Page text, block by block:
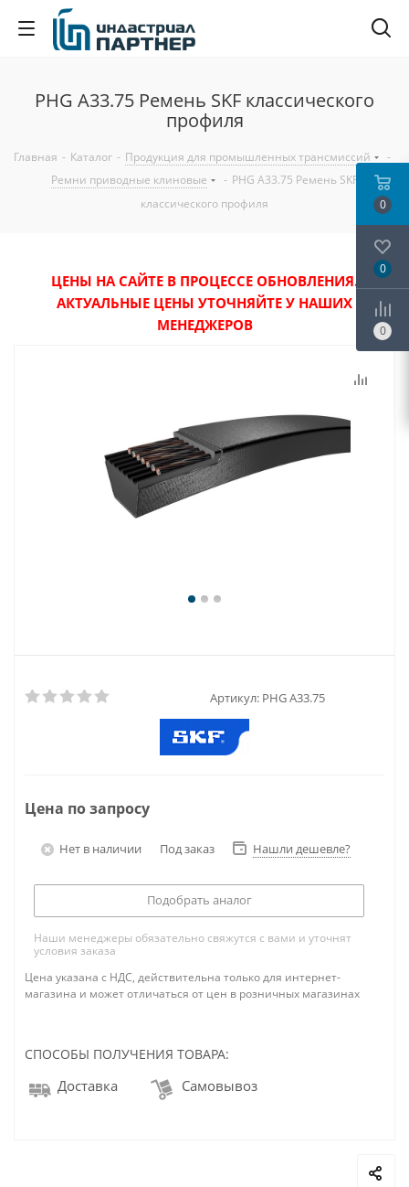
PHG A33.75 Ремень SKF классического
профиля
Главная - Каталог - Продукция для промышленных трансмиссий
-
Ремни приводные клиновые
- PHG A33.75 Ремень SKF
классического профиля
ЦЕНЫ НА САЙТЕ В ПРОЦЕССЕ ОБНОВЛЕНИЯ.
АКТУАЛЬНЫЕ ЦЕНЫ УТОЧНЯЙТЕ У НАШИХ
МЕНЕДЖЕРОВ
Артикул: PHG A33.75
Цена по запросу
Нет в наличии Под заказ Нашли дешевле?
Подобрать аналог
Наши менеджеры обязательно свяжутся с вами и уточнят
условия заказа
Цена указана с НДС, действительна только для интернет-
магазина и может отличаться от цен в розничных магазинах
СПОСОБЫ ПОЛУЧЕНИЯ ТОВАРА:
Доставка Самовывоз
0
0
0